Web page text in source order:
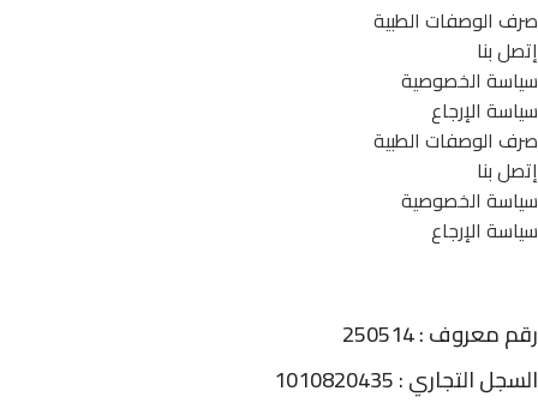
صرف الوصفات الطبية
إتصل بنا
سياسة الخصوصية
سياسة الإرجاع
صرف الوصفات الطبية
إتصل بنا
سياسة الخصوصية
سياسة الإرجاع
رقم معروف : 250514
السجل التجاري : 1010820435